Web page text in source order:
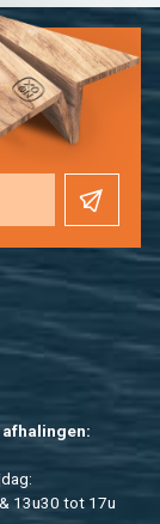
af­ha­lin­gen:
13u30 tot 17u